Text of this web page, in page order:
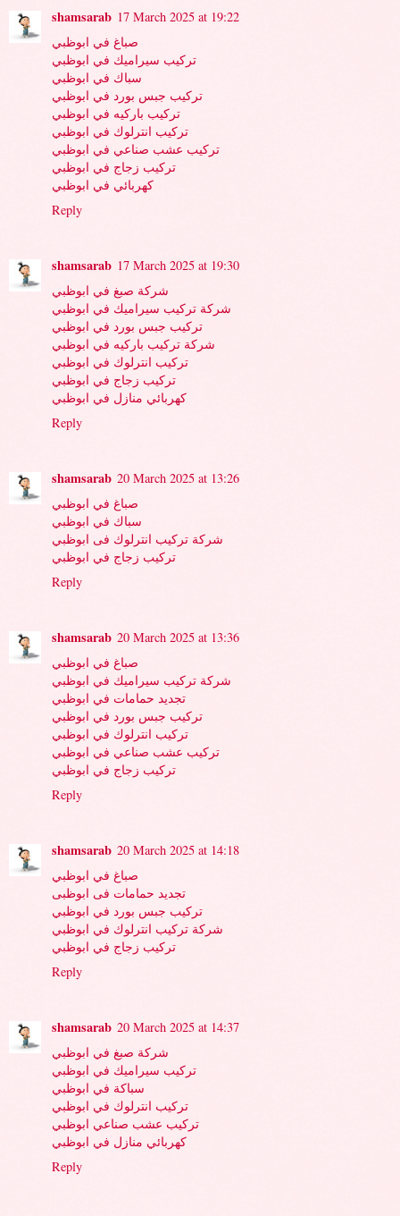
shamsarab 17 March 2025 at 19:22
صباغ في ابوظبي
تركيب سيراميك في ابوظبي
سباك في ابوظبي
تركيب جبس بورد في ابوظبي
تركيب باركيه في ابوظبي
تركيب انترلوك في ابوظبي
تركيب عشب صناعي في ابوظبي
تركيب زجاج في ابوظبي
كهربائي في ابوظبي
Reply
shamsarab 17 March 2025 at 19:30
شركة صبغ في ابوظبي
شركة تركيب سيراميك في ابوظبي
تركيب جبس بورد في ابوظبي
شركة تركيب باركيه في ابوظبي
تركيب انترلوك في ابوظبي
تركيب زجاج في ابوظبي
كهربائي منازل في ابوظبي
Reply
shamsarab 20 March 2025 at 13:26
صباغ في ابوظبي
سباك في ابوظبي
شركة تركيب انترلوك فى ابوظبي
تركيب زجاج في ابوظبي
Reply
shamsarab 20 March 2025 at 13:36
صباغ في ابوظبي
شركة تركيب سيراميك في ابوظبي
تجديد حمامات في ابوظبي
تركيب جبس بورد في ابوظبي
تركيب انترلوك في ابوظبي
تركيب عشب صناعي في ابوظبي
تركيب زجاج في ابوظبي
Reply
shamsarab 20 March 2025 at 14:18
صباغ في ابوظبي
تجديد حمامات فى ابوظبى
تركيب جبس بورد في ابوظبي
شركة تركيب انترلوك في ابوظبي
تركيب زجاج في ابوظبي
Reply
shamsarab 20 March 2025 at 14:37
شركة صبغ في ابوظبي
تركيب سيراميك في ابوظبي
سباكة في ابوظبي
تركيب انترلوك في ابوظبي
تركيب عشب صناعي ابوظبي
كهربائي منازل في ابوظبي
Reply